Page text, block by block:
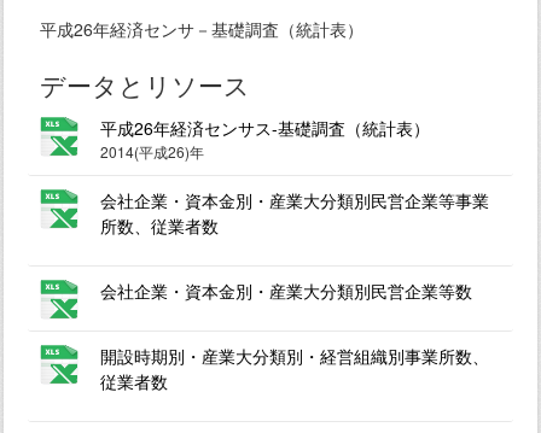
平成26年経済センサ－基礎調査（統計表）
データとリソース
平成26年経済センサス-基礎調査（統計表）
2014(平成26)年
会社企業・資本金別・産業大分類別民営企業等事業
所数、従業者数
会社企業・資本金別・産業大分類別民営企業等数
開設時期別・産業大分類別・経営組織別事業所数、
従業者数